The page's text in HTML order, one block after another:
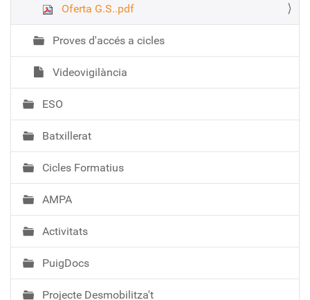
Oferta G.S..pdf
Proves d'accés a cicles
Videovigilància
ESO
Batxillerat
Cicles Formatius
AMPA
Activitats
PuigDocs
Projecte Desmobilitza't